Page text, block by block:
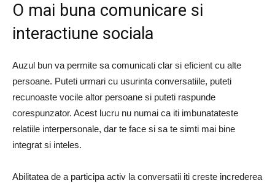
O mai buna comunicare si
interactiune sociala
Auzul bun va permite sa comunicati clar si eficient cu alte
persoane. Puteti urmari cu usurinta conversatiile, puteti
recunoaste vocile altor persoane si puteti raspunde
corespunzator. Acest lucru nu numai ca iti imbunatateste
relatiile interpersonale, dar te face si sa te simti mai bine
integrat si inteles.
Abilitatea de a participa activ la conversatii iti creste increderea